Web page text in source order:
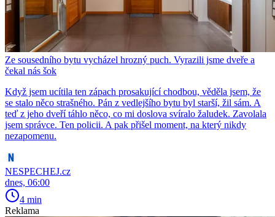
Ze sousedního bytu vycházel hrozný puch. Vyrazili jsme dveře a
čekal nás šok
Když jsem ucítila ten zápach prosakující chodbou, věděla jsem, že
se stalo něco strašného. Pán z vedlejšího bytu byl starší, žil sám. A
teď z jeho dveří táhlo něco, co mi doslova svíralo žaludek. Zavolala
jsem správce. Ten policii. A pak přišel moment, na který nikdy
nezapomenu.
NESPECHEJ.cz
dnes, 06:00
4 min
Reklama